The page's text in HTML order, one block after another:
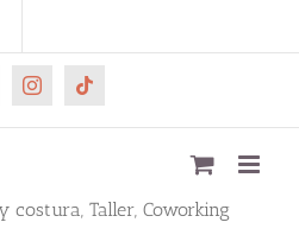
InstagramTiktok
costura, Taller, Coworking